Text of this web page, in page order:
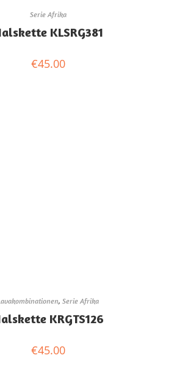
Serie Afrika
KLSRG381
€45.00
, Serie Afrika
KRGTS126
€45.00